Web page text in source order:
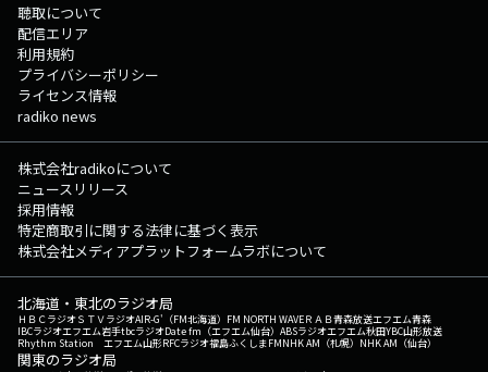
聴取について
配信エリア
利用規約
プライバシーポリシー
ライセンス情報
radiko news
株式会社radikoについて
ニュースリリース
採用情報
特定商取引に関する法律に基づく表示
株式会社メディアプラットフォームラボについて
北海道・東北のラジオ局
ＨＢＣラジオＳＴＶラジオAIR-G'（FM北海道） FM NORTH WAVEＲＡＢ青森放送エフエム青森
IBCラジオエフエム岩手tbcラジオDate fm（エフエム仙台） ABSラジオエフエム秋田YBC山形放送
Rhythm Station エフエム山形RFCラジオ福島ふくしまFMNHK AM（札幌） NHK AM（仙台）
関東のラジオ局